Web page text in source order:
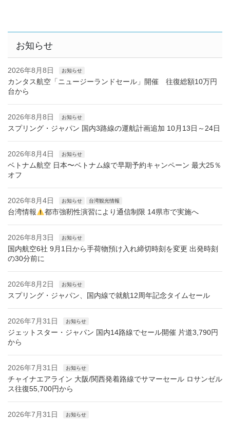
お知らせ
2026年8月8日 お知らせ
カンタス航空「ニュージーランドセール」開催 往復総額10万円
台から
2026年8月8日 お知らせ
スプリング・ジャパン 国内3路線の運航計画追加 10月13日～24日
2026年8月4日 お知らせ
ベトナム航空 日本〜ベトナム線で早期予約キャンペーン 最大25％
オフ
2026年8月4日 お知らせ 台湾観光情報
台湾情報 都市強靭性演習により通信制限 14県市で実施へ
2026年8月3日 お知らせ
国内航空6社 9月1日から手荷物預け入れ締切時刻を変更 出発時刻
の30分前に
2026年8月2日 お知らせ
スプリング・ジャパン、国内線で就航12周年記念タイムセール
2026年7月31日 お知らせ
ジェットスター・ジャパン 国内14路線でセール開催 片道3,790円
から
2026年7月31日 お知らせ
チャイナエアライン 大阪/関西発着路線でサマーセール ロサンゼル
ス往復55,700円から
2026年7月31日 お知らせ